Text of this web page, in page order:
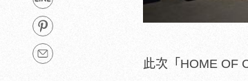
此次「HOME OF